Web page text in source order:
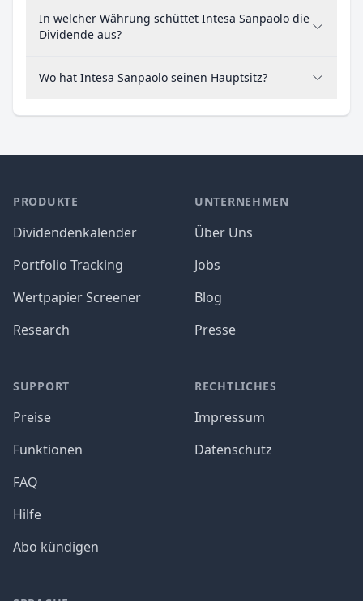
In welcher Währung schüttet Intesa Sanpaolo die
Dividende aus?
Wo hat Intesa Sanpaolo seinen Hauptsitz?
PRODUKTE
Dividendenkalender
Portfolio Tracking
Wertpapier Screener
Research
SUPPORT
Preise
Funktionen
FAQ
Hilfe
Abo kündigen
UNTERNEHMEN
Über Uns
Jobs
Blog
Presse
RECHTLICHES
Impressum
Datenschutz